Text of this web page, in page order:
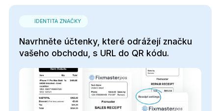
IDENTITA ZNAČKY
Navrhněte účtenky, které odrážejí značku
vašeho obchodu, s URL do QR kódu.